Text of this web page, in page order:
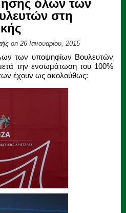
όλων των
στη
on 26 Ιανουαρίου, 2015
των υποψηφίων Βουλευτών
μετά την ενσωμάτωση του 100%
έχουν ως ακολούθως: